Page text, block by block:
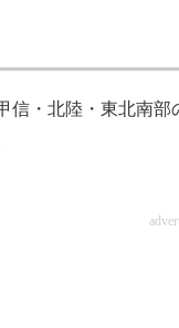
・北陸・東北南部